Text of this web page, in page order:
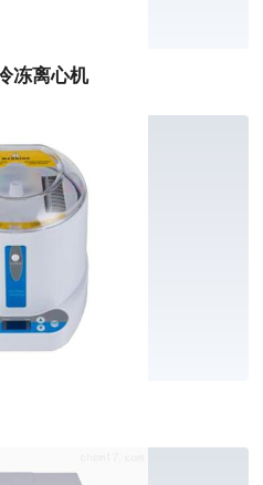
冻离心机